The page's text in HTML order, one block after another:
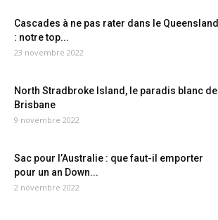
Cascades à ne pas rater dans le Queensland
: notre top...
23 novembre 2022
North Stradbroke Island, le paradis blanc de
Brisbane
9 novembre 2022
Sac pour l’Australie : que faut-il emporter
pour un an Down...
2 novembre 2022